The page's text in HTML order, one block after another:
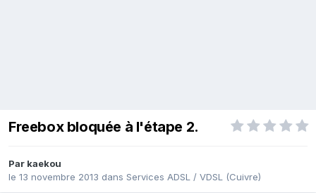
Freebox bloquée à l'étape 2.
Par kaekou
le 13 novembre 2013 dans Services ADSL / VDSL (Cuivre)